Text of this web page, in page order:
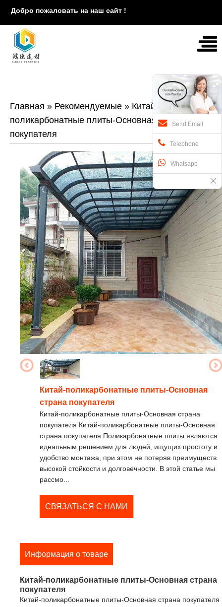
Добро пожаловать на наш сайт !
Главная » Рекомендуемые » Китай-
поликарбонатные плиты-Основная страна
покупателя
Китай-поликарбонатные плиты-Основная
страна покупателя
Китай-поликарбонатные плиты-Основная страна
покупателя Китай-поликарбонатные плиты-Основная
страна покупателя Поликарбонатные плиты являются
идеальным решением для людей, ищущих простоту и
удобство монтажа, при этом не потеряв преимуществ
высокой стойкости и долговечности. В этой статье мы
рассмо...
СВЯЗАТЬСЯ С НАМИ
Информация о товаре
Китай-поликарбонатные плиты-Основная страна
покупателя
Китай-поликарбонатные плиты-Основная страна покупателя
Send Email
Telephone
Whatsapp